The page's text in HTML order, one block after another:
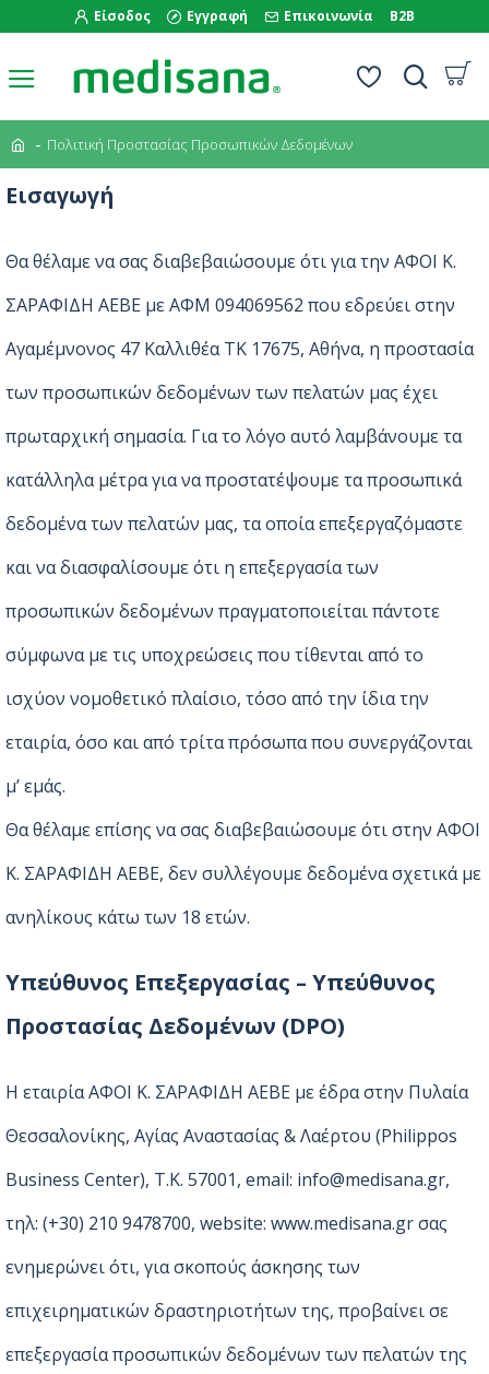
Είσοδος Εγγραφή Επικοινωνία B2B
Πολιτική Προστασίας Προσωπικών Δεδομένων
Εισαγωγή
Θα θέλαμε να σας διαβεβαιώσουμε ότι για την ΑΦΟΙ Κ.
ΣΑΡΑΦΙΔΗ ΑΕΒΕ με ΑΦΜ 094069562 που εδρεύει στην
Αγαμέμνονος 47 Καλλιθέα ΤΚ 17675, Αθήνα, η προστασία
των προσωπικών δεδομένων των πελατών μας έχει
πρωταρχική σημασία. Για το λόγο αυτό λαμβάνουμε τα
κατάλληλα μέτρα για να προστατέψουμε τα προσωπικά
δεδομένα των πελατών μας, τα οποία επεξεργαζόμαστε
και να διασφαλίσουμε ότι η επεξεργασία των
προσωπικών δεδομένων πραγματοποιείται πάντοτε
σύμφωνα με τις υποχρεώσεις που τίθενται από το
ισχύον νομοθετικό πλαίσιο, τόσο από την ίδια την
εταιρία, όσο και από τρίτα πρόσωπα που συνεργάζονται
μ’ εμάς.
Θα θέλαμε επίσης να σας διαβεβαιώσουμε ότι στην ΑΦΟΙ
Κ. ΣΑΡΑΦΙΔΗ ΑΕΒΕ, δεν συλλέγουμε δεδομένα σχετικά με
ανηλίκους κάτω των 18 ετών.
Υπεύθυνος Επεξεργασίας – Υπεύθυνος
Προστασίας Δεδομένων (DPO)
Η εταιρία ΑΦΟΙ Κ. ΣΑΡΑΦΙΔΗ ΑΕΒΕ με έδρα στην Πυλαία
Θεσσαλονίκης, Αγίας Αναστασίας & Λαέρτου (Philippos
Business Center), Τ.Κ. 57001, email: info@medisana.gr,
τηλ: (+30) 210 9478700, website: www.medisana.gr σας
ενημερώνει ότι, για σκοπούς άσκησης των
επιχειρηματικών δραστηριοτήτων της, προβαίνει σε
επεξεργασία προσωπικών δεδομένων των πελατών της